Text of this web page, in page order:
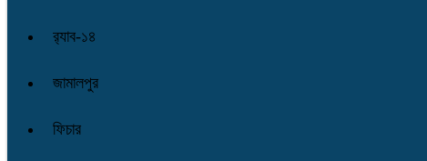
র‌্যাব-১৪
জামালপুর
ফিচার